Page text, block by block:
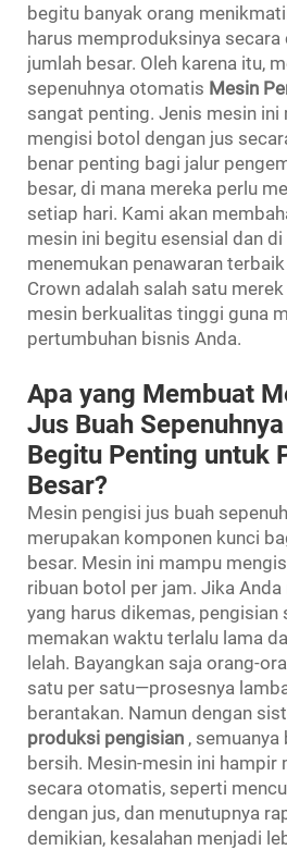
begitu banyak orang
harus memproduksinya secara
jumlah besar. Oleh karena itu,
sepenuhnya otomatis Mesin
sangat penting. Jenis mesin
mengisi botol dengan jus
benar penting bagi jalur
besar, di mana mereka perlu
setiap hari. Kami akan
mesin ini begitu esensial dan
menemukan penawaran
Crown adalah salah satu
mesin berkualitas tinggi guna
pertumbuhan bisnis Anda.
Apa yang Membuat
Jus Buah
Begitu Penting untuk
Besar?
Mesin pengisi jus buah
merupakan komponen kunci
besar. Mesin ini mampu
ribuan botol per jam. Jika
yang harus dikemas, pengisian
memakan waktu terlalu lama
lelah. Bayangkan saja orang-
satu per satu—prosesnya
berantakan. Namun dengan
produksi pengisian ,
bersih. Mesin-mesin ini hampir
secara otomatis, seperti
dengan jus, dan menutupnya
demikian, kesalahan menjadi